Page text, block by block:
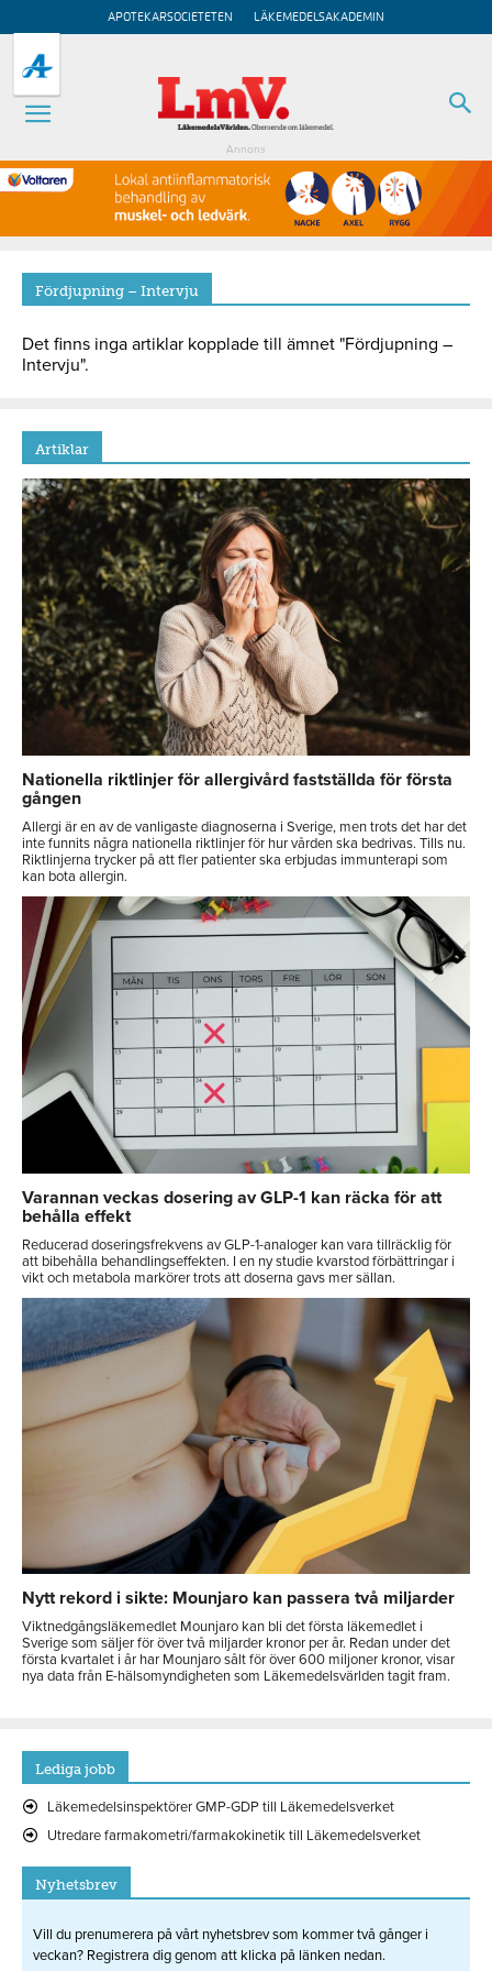
APOTEKARSOCIETETEN LÄKEMEDELSAKADEMIN
Annons
Fördjupning – Intervju
Det finns inga artiklar kopplade till ämnet "Fördjupning –
Intervju".
Artiklar
Nationella riktlinjer för allergivård fastställda för första
gången
Allergi är en av de vanligaste diagnoserna i Sverige, men trots det har det
inte funnits några nationella riktlinjer för hur vården ska bedrivas. Tills nu.
Riktlinjerna trycker på att fler patienter ska erbjudas immunterapi som
kan bota allergin.
Varannan veckas dosering av GLP-1 kan räcka för att
behålla effekt
Reducerad doseringsfrekvens av GLP-1-analoger kan vara tillräcklig för
att bibehålla behandlingseffekten. I en ny studie kvarstod förbättringar i
vikt och metabola markörer trots att doserna gavs mer sällan.
Nytt rekord i sikte: Mounjaro kan passera två miljarder
Viktnedgångsläkemedlet Mounjaro kan bli det första läkemedlet i
Sverige som säljer för över två miljarder kronor per år. Redan under det
första kvartalet i år har Mounjaro sålt för över 600 miljoner kronor, visar
nya data från E-hälsomyndigheten som Läkemedelsvärlden tagit fram.
Lediga jobb
Läkemedelsinspektörer GMP-GDP till Läkemedelsverket
Utredare farmakometri/farmakokinetik till Läkemedelsverket
Nyhetsbrev
Vill du prenumerera på vårt nyhetsbrev som kommer två gånger i
veckan? Registrera dig genom att klicka på länken nedan.